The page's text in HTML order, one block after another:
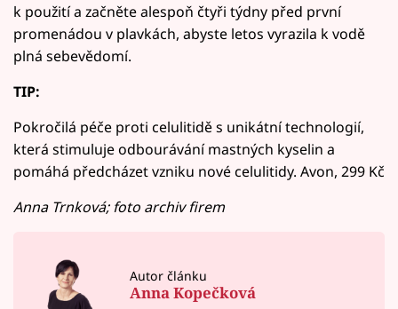
k použití a začněte alespoň čtyři týdny před první
promenádou v plavkách, abyste letos vyrazila k vodě
plná sebevědomí.
TIP:
Pokročilá péče proti celulitidě s unikátní technologií,
která stimuluje odbourávání mastných kyselin a
pomáhá předcházet vzniku nové celulitidy. Avon, 299 Kč
Anna Trnková; foto archiv firem
Autor článku
Anna Kopečková